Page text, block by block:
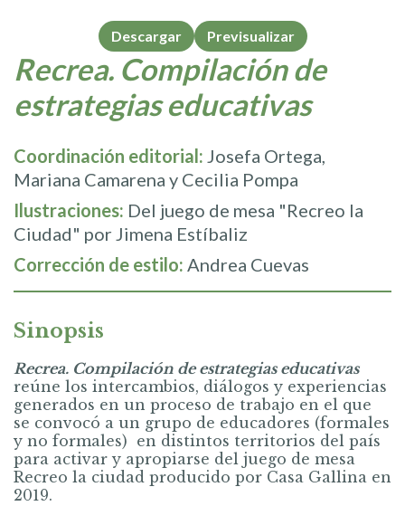
Descargar Previsualizar
Recrea. Compilación de
estrategias educativas
Coordinación editorial: Josefa Ortega,
Mariana Camarena y Cecilia Pompa
Ilustraciones: Del juego de mesa "Recreo la
Ciudad" por Jimena Estíbaliz
Corrección de estilo: Andrea Cuevas
Sinopsis
Recrea. Compilación de estrategias educativas
reúne los intercambios, diálogos y experiencias
generados en un proceso de trabajo en el que
se convocó a un grupo de educadores (formales
y no formales) en distintos territorios del país
para activar y apropiarse del juego de mesa
Recreo la ciudad producido por Casa Gallina en
2019.